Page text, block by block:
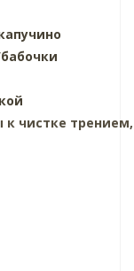
чистке